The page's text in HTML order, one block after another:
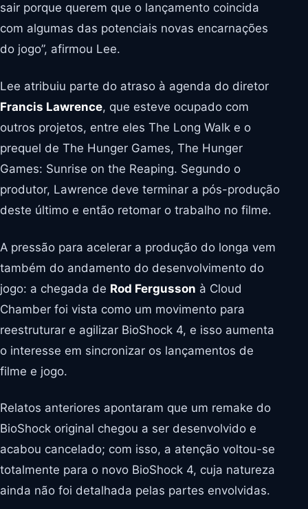
sair porque querem que o lançamento coincida
com algumas das potenciais novas encarnações
do jogo”, afirmou Lee.
Lee atribuiu parte do atraso à agenda do diretor
Francis Lawrence, que esteve ocupado com
outros projetos, entre eles The Long Walk e o
prequel de The Hunger Games, The Hunger
Games: Sunrise on the Reaping. Segundo o
produtor, Lawrence deve terminar a pós-produção
deste último e então retomar o trabalho no filme.
A pressão para acelerar a produção do longa vem
também do andamento do desenvolvimento do
jogo: a chegada de Rod Fergusson à Cloud
Chamber foi vista como um movimento para
reestruturar e agilizar BioShock 4, e isso aumenta
o interesse em sincronizar os lançamentos de
filme e jogo.
Relatos anteriores apontaram que um remake do
BioShock original chegou a ser desenvolvido e
acabou cancelado; com isso, a atenção voltou-se
totalmente para o novo BioShock 4, cuja natureza
ainda não foi detalhada pelas partes envolvidas.